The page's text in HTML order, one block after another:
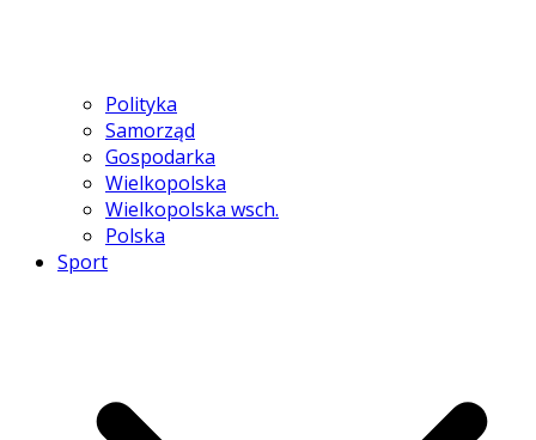
Polityka
Samorząd
Gospodarka
Wielkopolska
Wielkopolska wsch.
Polska
Sport